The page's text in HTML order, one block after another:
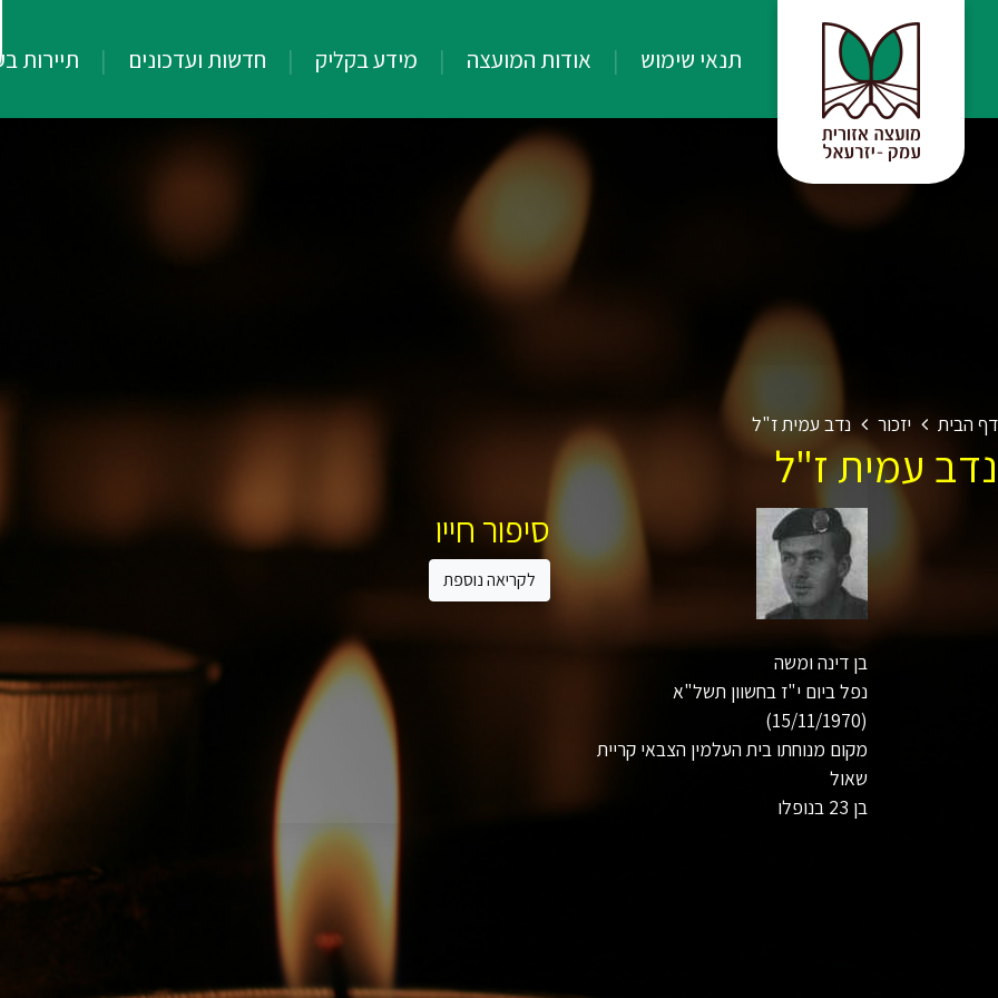
תנאי שימוש אודות המועצה מידע בקליק חדשות ועדכונים תיירות
דף הבית יזכור נדב עמית ז"ל
נדב עמית ז"ל
בן דינה ומשה
נפל ביום י"ז בחשוון תשל"א
(15/11/1970)
מקום מנוחתו בית העלמין הצבאי קריית
שאול
בן 23 בנופלו
סיפור חייו
לקריאה נוספת